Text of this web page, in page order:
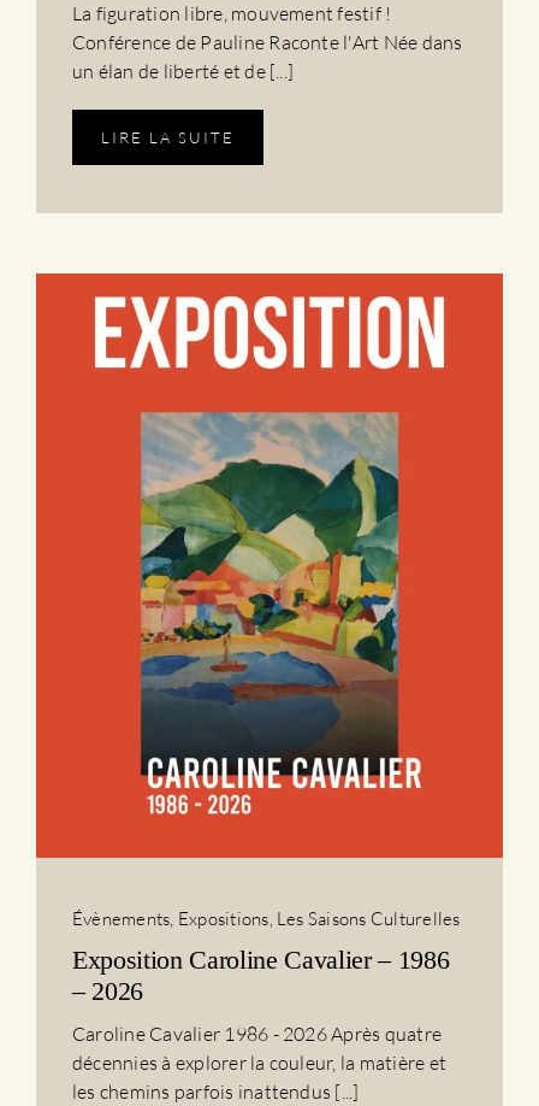
La figuration libre, mouvement festif !
Conférence de Pauline Raconte l'Art Née dans
un élan de liberté et de [...]
LIRE LA SUITE
Évènements, Expositions, Les Saisons Culturelles
Exposition Caroline Cavalier – 1986
– 2026
Caroline Cavalier 1986 - 2026 Après quatre
décennies à explorer la couleur, la matière et
les chemins parfois inattendus [...]